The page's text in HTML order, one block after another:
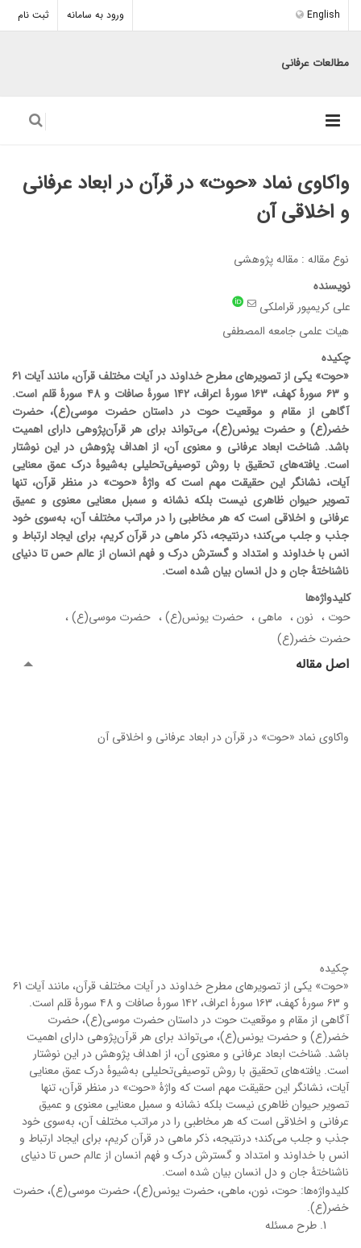
ورود به سامانه ثبت نام English
مطالعات عرفانی
واکاوی نماد «حوت» در قرآن در ابعاد عرفانی
و اخلاقی آن
نوع مقاله : مقاله پژوهشی
نویسنده
علی کریمپور قراملکی
هیات علمی جامعه المصطفی
چکیده
«حوت» یکی از تصویرهای مطرح خداوند در آیات مختلف قرآن، مانند آیات ۶1
و ۶3 سورۀ کهف، 1۶3 سورۀ اعراف، 1۴2 سورۀ صافات و ۴8 سورۀ قلم است.
آگاهی از مقام و موقعیت حوت در داستان حضرت موسی(ع)، حضرت
خضر(ع) و حضرت یونس(ع)، می‌تواند برای هر قرآن‌پژوهی دارای اهمیت
باشد. شناخت ابعاد عرفانی و معنوی آن، از اهداف پژوهش در این نوشتار
است. یافته‌های تحقیق با روش توصیفی‌تحلیلی به‌شیوۀ درک عمق معنایی
آیات، نشانگر این حقیقت مهم است که واژۀ «حوت» در منظر قرآن، تنها
تصویر حیوان ظاهری نیست بلکه نشانه و سمبل معنایی معنوی و عمیق
عرفانی و اخلاقی است که هر مخاطبی را در مراتب مختلف آن، به‌سوی خود
جذب و جلب می‌کند؛ درنتیجه، ذکر ماهی در قرآن کریم، برای ایجاد ارتباط و
انس با خداوند و امتداد و گسترش درک و فهم انسان از عالم حس تا دنیای
ناشناختۀ جان و دل انسان بیان شده است.
کلیدواژه‌ها
حوت
نون ماهی حضرت یونس(ع)
حضرت موسی(ع)
حضرت خضر(ع)
اصل مقاله
واکاوی نماد «حوت» در قرآن در ابعاد عرفانی و اخلاقی آن
چکیده
«حوت» یکی از تصویرهای مطرح خداوند در آیات مختلف قرآن، مانند آیات ۶1
و ۶3 سورۀ کهف، 1۶3 سورۀ اعراف، 1۴2 سورۀ صافات و ۴8 سورۀ قلم است.
آگاهی از مقام و موقعیت حوت در داستان حضرت موسی(ع)، حضرت
خضر(ع) و حضرت یونس(ع)، می‌تواند برای هر قرآن‌پژوهی دارای اهمیت
باشد. شناخت ابعاد عرفانی و معنوی آن، از اهداف پژوهش در این نوشتار
است. یافته‌های تحقیق با روش توصیفی‌تحلیلی به‌شیوۀ درک عمق معنایی
آیات، نشانگر این حقیقت مهم است که واژۀ «حوت» در منظر قرآن، تنها
تصویر حیوان ظاهری نیست بلکه نشانه و سمبل معنایی معنوی و عمیق
عرفانی و اخلاقی است که هر مخاطبی را در مراتب مختلف آن، به‌سوی خود
جذب و جلب می‌کند؛ درنتیجه، ذکر ماهی در قرآن کریم، برای ایجاد ارتباط و
انس با خداوند و امتداد و گسترش درک و فهم انسان از عالم حس تا دنیای
ناشناختۀ جان و دل انسان بیان شده است.
کلیدواژه‌ها: حوت، نون، ماهی، حضرت یونس(ع)، حضرت موسی(ع)، حضرت
خضر(ع).
طرح مسئله